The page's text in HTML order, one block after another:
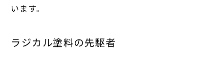
います。
ラジカル塗料の先駆者